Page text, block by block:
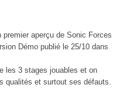
aperçu de Sonic Forces
Démo publié le 25/10 dans
les 3 stages jouables et on
qualités et surtout ses défauts.